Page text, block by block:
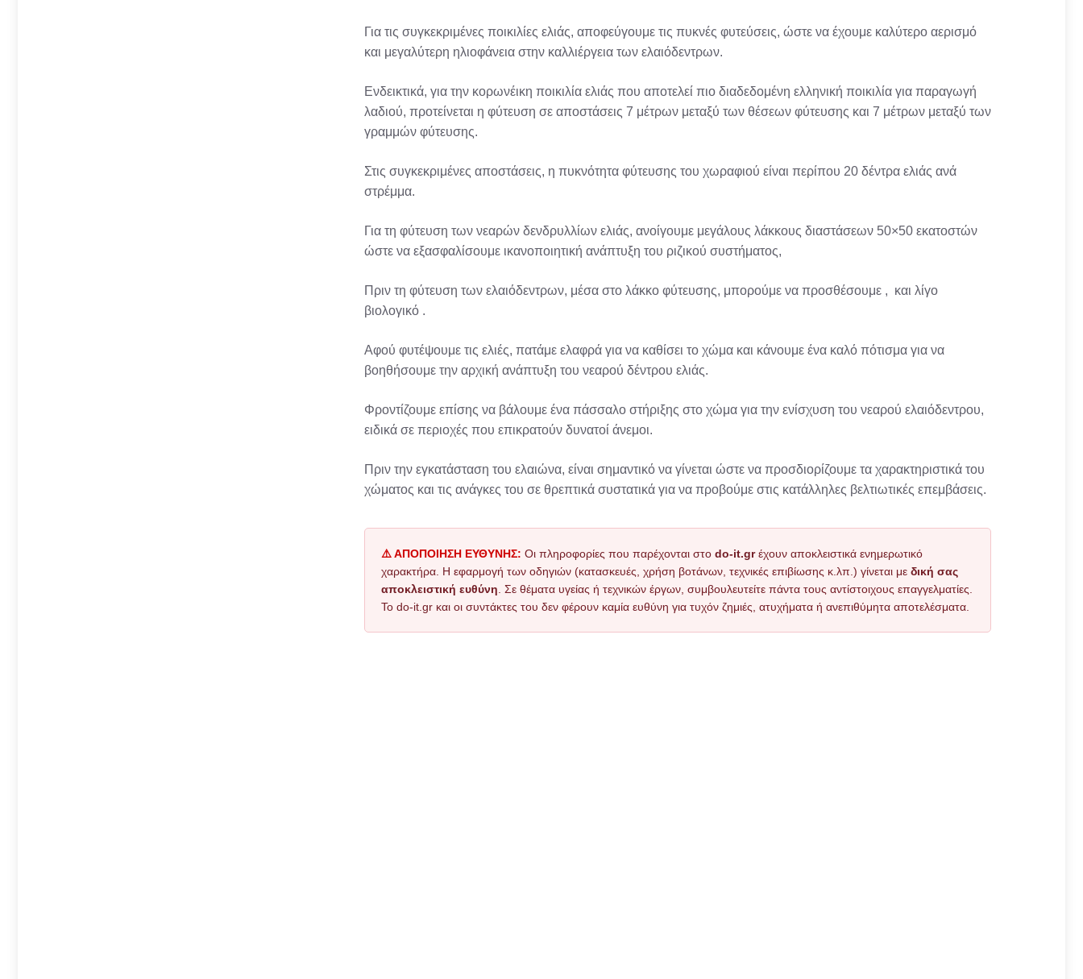
Για τις συγκεκριμένες ποικιλίες ελιάς, αποφεύγουμε τις πυκνές φυτεύσεις, ώστε να έχουμε καλύτερο αερισμό
και μεγαλύτερη ηλιοφάνεια στην καλλιέργεια των ελαιόδεντρων.
Ενδεικτικά, για την κορωνέικη ποικιλία ελιάς που αποτελεί πιο διαδεδομένη ελληνική ποικιλία για παραγωγή
λαδιού, προτείνεται η φύτευση σε αποστάσεις 7 μέτρων μεταξύ των θέσεων φύτευσης και 7 μέτρων μεταξύ των
γραμμών φύτευσης.
Στις συγκεκριμένες αποστάσεις, η πυκνότητα φύτευσης του χωραφιού είναι περίπου 20 δέντρα ελιάς ανά
στρέμμα.
Για τη φύτευση των νεαρών δενδρυλλίων ελιάς, ανοίγουμε μεγάλους λάκκους διαστάσεων 50×50 εκατοστών
ώστε να εξασφαλίσουμε ικανοποιητική ανάπτυξη του ριζικού συστήματος,
Πριν τη φύτευση των ελαιόδεντρων, μέσα στο λάκκο φύτευσης, μπορούμε να προσθέσουμε , και λίγο
βιολογικό .
Αφού φυτέψουμε τις ελιές, πατάμε ελαφρά για να καθίσει το χώμα και κάνουμε ένα καλό πότισμα για να
βοηθήσουμε την αρχική ανάπτυξη του νεαρού δέντρου ελιάς.
Φροντίζουμε επίσης να βάλουμε ένα πάσσαλο στήριξης στο χώμα για την ενίσχυση του νεαρού ελαιόδεντρου,
ειδικά σε περιοχές που επικρατούν δυνατοί άνεμοι.
Πριν την εγκατάσταση του ελαιώνα, είναι σημαντικό να γίνεται ώστε να προσδιορίζουμε τα χαρακτηριστικά του
χώματος και τις ανάγκες του σε θρεπτικά συστατικά για να προβούμε στις κατάλληλες βελτιωτικές επεμβάσεις.
⚠️ ΑΠΟΠΟΙΗΣΗ ΕΥΘΥΝΗΣ: Οι πληροφορίες που παρέχονται στο do-it.grέχουν αποκλειστικά ενημερωτικό
χαρακτήρα. Η εφαρμογή των οδηγιών (κατασκευές, χρήση βοτάνων, τεχνικές επιβίωσης κ.λπ.) γίνεται με δική σας
αποκλειστική ευθύνη . Σε θέματα υγείας ή τεχνικών έργων, συμβουλευτείτε πάντα τους αντίστοιχους επαγγελματίες.
Το do-it.gr και οι συντάκτες του δεν φέρουν καμία ευθύνη για τυχόν ζημιές, ατυχήματα ή ανεπιθύμητα αποτελέσματα.